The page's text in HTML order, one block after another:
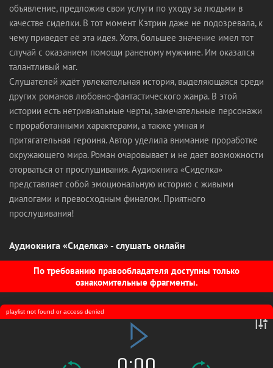
объявление, предложив свои услуги по уходу за людьми в
качестве сиделки. В тот момент Кэтрин даже не подозревала, к
чему приведет её эта идея. Хотя, большее значение имел тот
случай с оказанием помощи раненому мужчине. Им оказался
талантливый маг.
Слушателей ждёт увлекательная история, выделяющаяся среди
других романов любовно-фантастического жанра. В этой
истории есть нетривиальные черты, замечательные персонажи
с проработанными характерами, а также умная и
притягательная героиня. Автор уделила внимание проработке
окружающего мира. Роман очаровывает и не дает возможности
оторваться от прослушивания. Аудиокнига «Сиделка»
представляет собой эмоциональную историю с живыми
диалогами и превосходным финалом. Приятного
прослушивания!
Аудиокнига «Сиделка» - слушать онлайн
По требованию правообладателя доступны только
ознакомительные фрагменты.
playlist not found or access denied